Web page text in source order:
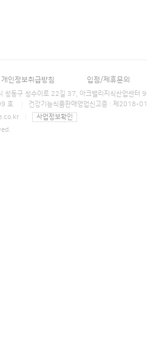
개인정보취급방침 입점/제휴문의
성동구 성수이로 22길 37, 아크밸리지식산업
호
건강기능식품판매영업신고증 : 제2018-
사업정보확인